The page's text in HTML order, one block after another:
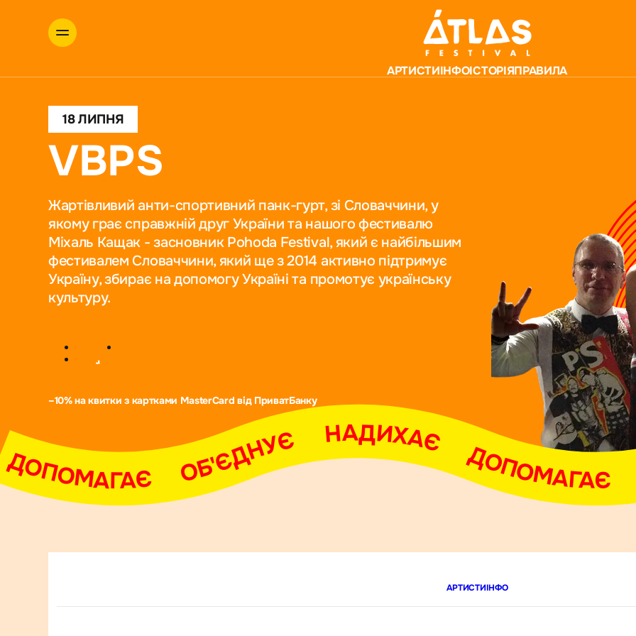
АРТИСТИІНФОІСТОРІЯПРАВИЛА
18 ЛИПНЯ
VBPS
Жартівливий анти-спортивний панк-гурт, зі Словаччини, у
якому грає справжній друг України та нашого фестивалю
Міхаль Кащак - засновник Pohoda Festival, який є найбільшим
фестивалем Словаччини, який ще з 2014 активно підтримує
Україну, збирає на допомогу Україні та промотує українську
культуру.
–10% на квитки з картками MasterCard від ПриватБанку
ДОПОМАГАЄ     ОБ'ЄДНУЄ     НАДИХАЄ     ДОПОМАГАЄ     ОБ'ЄДНУЄ     НАДИХАЄ     ДОПОМАГАЄ     ОБ'ЄДНУЄ     НАДИХАЄ     ДОПОМАГАЄ
АРТИСТИІНФО